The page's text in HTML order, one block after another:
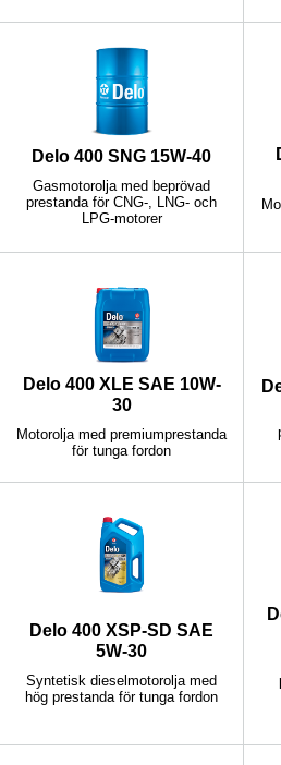
Delo 400 SNG 15W-40
Gasmotorolja med beprövad
prestanda för CNG-, LNG- och
LPG-motorer
Delo 400 XLE SAE 10W-
30
Motorolja med premiumprestanda
för tunga fordon
Delo 400 XSP-SD SAE
5W-30
Syntetisk dieselmotorolja med
hög prestanda för tunga fordon